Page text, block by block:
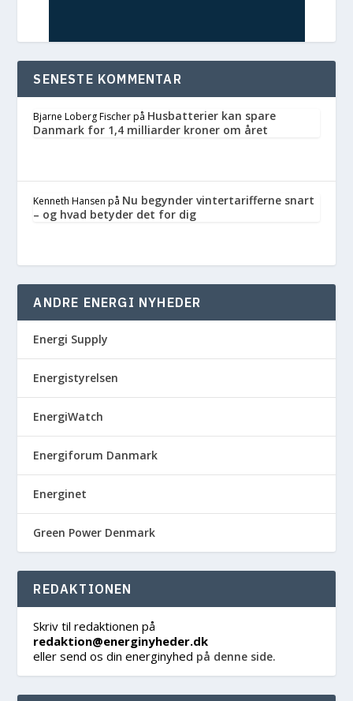
SENESTE KOMMENTAR
Bjarne Loberg Fischerpå Husbatterier kan spare
Danmark for 1,4 milliarder kroner om året
Kenneth Hansen på Nu begynder vintertarifferne snart
– og hvad betyder det for dig
ANDRE ENERGI NYHEDER
Energi Supply
Energistyrelsen
EnergiWatch
Energiforum Danmark
Energinet
Green Power Denmark
REDAKTIONEN
Skriv til redaktionen på
redaktion@energinyheder.dk
eller send os din energinyhed på denne side.